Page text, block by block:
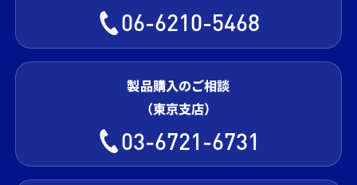
06-6210-5468
製品購入のご相談
（東京支店）
03-6721-6731